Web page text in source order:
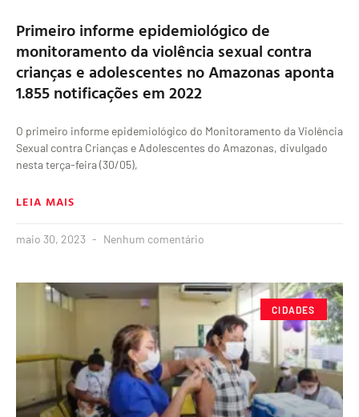
Primeiro informe epidemiológico de
monitoramento da violência sexual contra
crianças e adolescentes no Amazonas aponta
1.855 notificações em 2022
O primeiro informe epidemiológico do Monitoramento da Violência
Sexual contra Crianças e Adolescentes do Amazonas, divulgado
nesta terça-feira (30/05),
LEIA MAIS
maio 30, 2023 Nenhum comentário
CIDADES